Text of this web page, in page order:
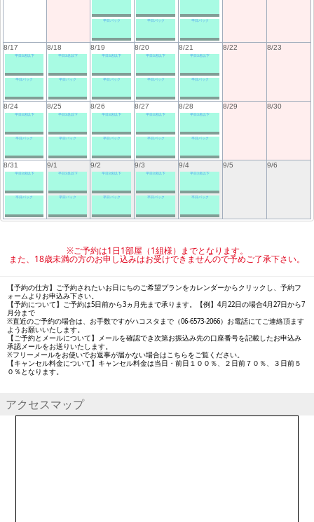
平日パック 平日パック 平日パック
8/17
平日3名以下
平日パック
8/18
平日3名以下
平日パック
8/19
平日3名以下
平日パック
8/20
平日3名以下
平日パック
8/21
平日3名以下
平日パック
8/22 8/23
8/24
平日3名以下
平日パック
8/25
平日3名以下
平日パック
8/26
平日3名以下
平日パック
8/27
平日3名以下
平日パック
8/28
平日3名以下
平日パック
8/29 8/30
8/31
平日3名以下
平日パック
9/1
平日3名以下
平日パック
9/2
平日3名以下
平日パック
9/3
平日3名以下
平日パック
9/4
平日3名以下
平日パック
9/5 9/6
※ご予約は1日1部屋（1組様）までとなります。
また、18歳未満の方のお申し込みはお受けできませんので予めご了承下さい。
【予約の仕方】ご予約されたいお日にちのご希望プランをカレンダーからクリックし、予約フ
ォームよりお申込み下さい。
【予約について】ご予約は5日前から3ヵ月先まで承ります。【例】4月22日の場合4月27日から7
月分まで
※直近のご予約の場合は、お手数ですがハコスタまで（06-6573-2066）お電話にてご連絡頂ます
ようお願いいたします。
【ご予約とメールについて】メールを確認でき次第お振込み先の口座番号を記載したお申込み
承認メールをお送りいたします。
※フリーメールをお使いでお返事が届かない場合はこちらをご覧ください。
【キャンセル料金について】キャンセル料金は当日・前日１００％、２日前７０％、３日前５
０％となります。
アクセスマップ